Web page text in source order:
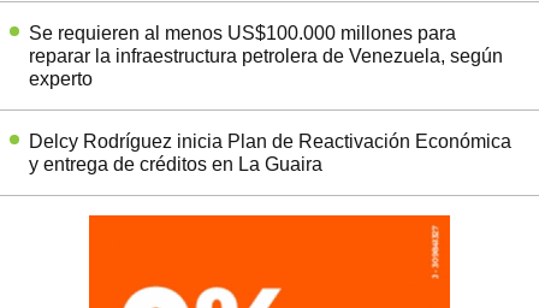
Se requieren al menos US$100.000 millones para
reparar la infraestructura petrolera de Venezuela, según
experto
Delcy Rodríguez inicia Plan de Reactivación Económica
y entrega de créditos en La Guaira